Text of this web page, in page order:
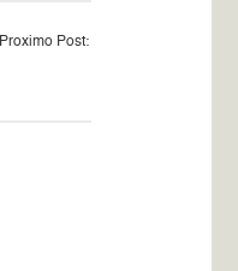
Proximo Post: